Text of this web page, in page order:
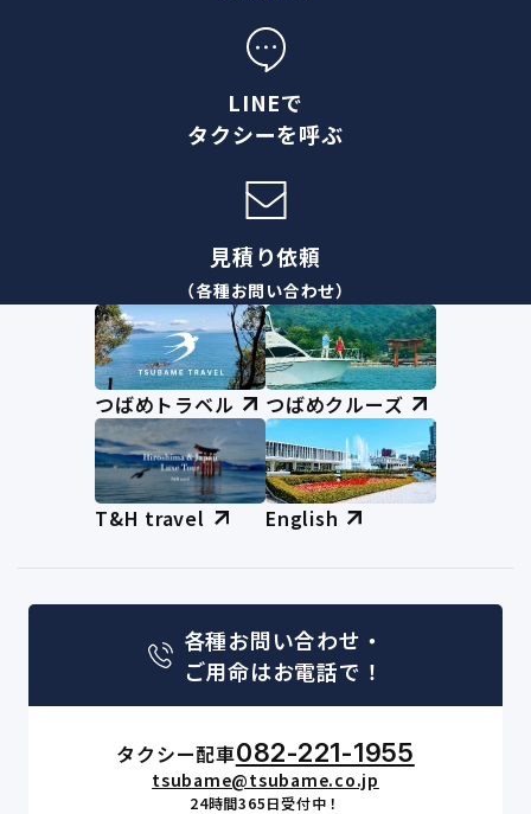
LINEで
タクシーを呼ぶ
見積り依頼
（各種お問い合わせ）
つばめトラベル つばめクルーズ
T&H travel English
各種お問い合わせ・
ご用命はお電話で！
タクシー配車082-221-1955
tsubame@tsubame.co.jp
24時間365日受付中！